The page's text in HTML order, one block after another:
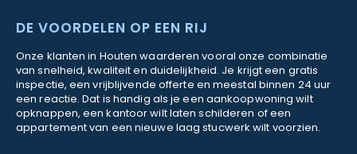
DE VOORDELEN OP EEN RIJ
Onze klanten in Houten waarderen vooral onze combinatie
van snelheid, kwaliteit en duidelijkheid. Je krijgt een gratis
inspectie, een vrijblijvende offerte en meestal binnen 24 uur
een reactie. Dat is handig als je een aankoopwoning wilt
opknappen, een kantoor wilt laten schilderen of een
appartement van een nieuwe laag stucwerk wilt voorzien.